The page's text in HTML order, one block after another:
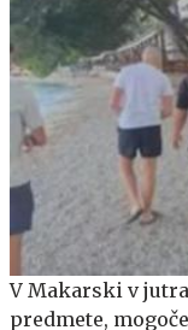
V Makarski v
predmete,